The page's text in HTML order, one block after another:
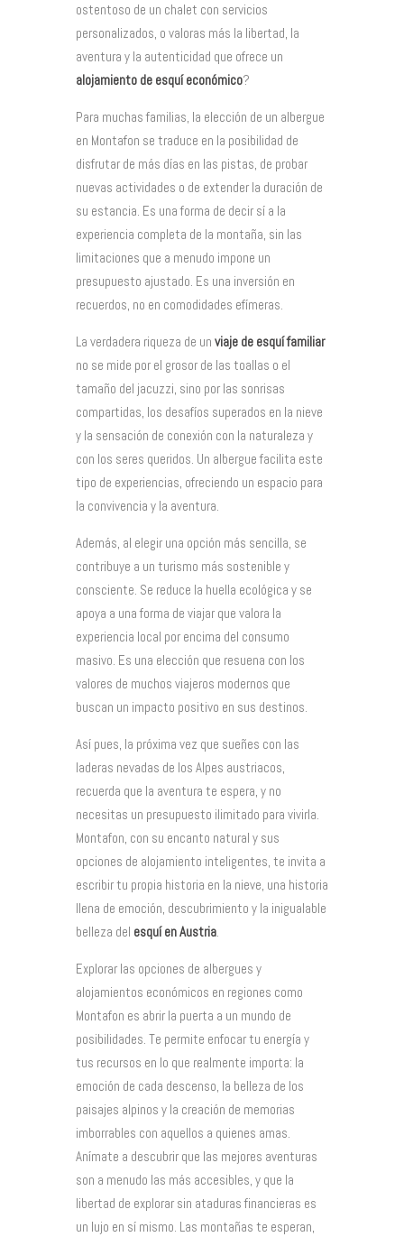
ostentoso de un chalet con servicios
personalizados, o valoras más la libertad, la
aventura y la autenticidad que ofrece un
alojamiento de esquí económico?
Para muchas familias, la elección de un albergue
en Montafon se traduce en la posibilidad de
disfrutar de más días en las pistas, de probar
nuevas actividades o de extender la duración de
su estancia. Es una forma de decir sí a la
experiencia completa de la montaña, sin las
limitaciones que a menudo impone un
presupuesto ajustado. Es una inversión en
recuerdos, no en comodidades efímeras.
La verdadera riqueza de un viaje de esquí familiar
no se mide por el grosor de las toallas o el
tamaño del jacuzzi, sino por las sonrisas
compartidas, los desafíos superados en la nieve
y la sensación de conexión con la naturaleza y
con los seres queridos. Un albergue facilita este
tipo de experiencias, ofreciendo un espacio para
la convivencia y la aventura.
Además, al elegir una opción más sencilla, se
contribuye a un turismo más sostenible y
consciente. Se reduce la huella ecológica y se
apoya a una forma de viajar que valora la
experiencia local por encima del consumo
masivo. Es una elección que resuena con los
valores de muchos viajeros modernos que
buscan un impacto positivo en sus destinos.
Así pues, la próxima vez que sueñes con las
laderas nevadas de los Alpes austriacos,
recuerda que la aventura te espera, y no
necesitas un presupuesto ilimitado para vivirla.
Montafon, con su encanto natural y sus
opciones de alojamiento inteligentes, te invita a
escribir tu propia historia en la nieve, una historia
llena de emoción, descubrimiento y la inigualable
belleza del esquí en Austria.
Explorar las opciones de albergues y
alojamientos económicos en regiones como
Montafon es abrir la puerta a un mundo de
posibilidades. Te permite enfocar tu energía y
tus recursos en lo que realmente importa: la
emoción de cada descenso, la belleza de los
paisajes alpinos y la creación de memorias
imborrables con aquellos a quienes amas.
Anímate a descubrir que las mejores aventuras
son a menudo las más accesibles, y que la
libertad de explorar sin ataduras financieras es
un lujo en sí mismo. Las montañas te esperan,